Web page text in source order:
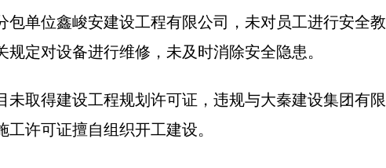
单位鑫峻安建设工程有限公司，未对员工进行安全教
定对设备进行维修，未及时消除安全隐患。
取得建设工程规划许可证，违规与大秦建设集团有限
许可证擅自组织开工建设。